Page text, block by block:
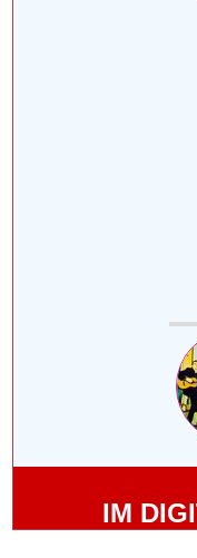
IM